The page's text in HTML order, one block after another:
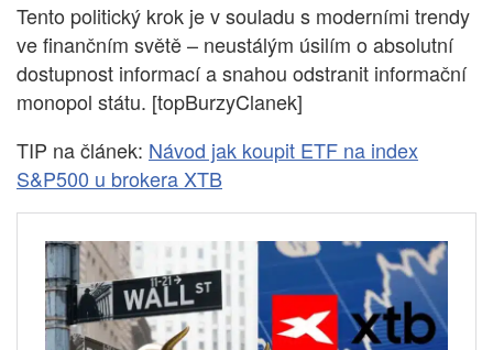
Tento politický krok je v souladu s moderními trendy
ve finančním světě – neustálým úsilím o absolutní
dostupnost informací a snahou odstranit informační
monopol státu. [topBurzyClanek]
TIP na článek: Návod jak koupit ETF na index
S&P500 u brokera XTB